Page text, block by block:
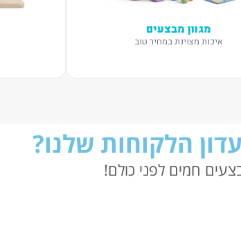
מגוון מבצעים
איכות מצוינת במחיר טוב
הלקוחות שלנו?
חמים לפני כולם!